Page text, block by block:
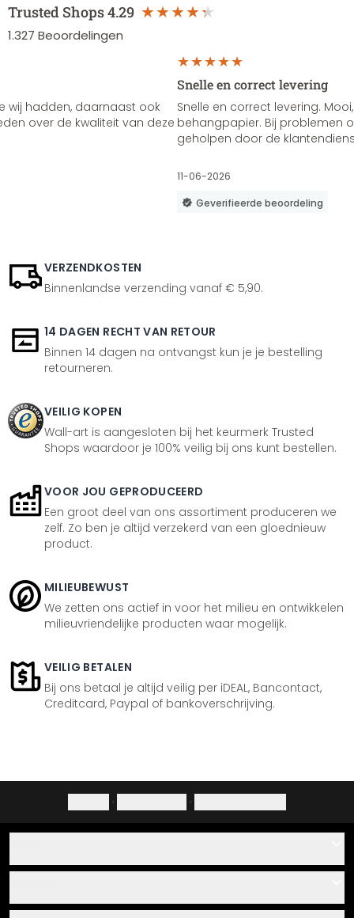
Trusted Shops4.29
1.327 Beoordelingen
wij hadden, daarnaast ook
over de kwaliteit van deze
Snelle en correct levering
Snelle en correct levering.
behangpapier. Bij problemen
geholpen door de
11-06-2026
Geverifieerde beoordeling
VERZENDKOSTEN
Binnenlandse verzending vanaf € 5,90.
14 DAGEN RECHT VAN RETOUR
Binnen 14 dagen na ontvangst kun je je bestelling
retourneren.
VEILIG KOPEN
Wall-art is aangesloten bij het keurmerk Trusted
Shops waardoor je 100% veilig bij ons kunt bestellen.
VOOR JOU GEPRODUCEERD
Een groot deel van ons assortiment produceren we
zelf. Zo ben je altijd verzekerd van een gloednieuw
product.
MILIEUBEWUST
We zetten ons actief in voor het milieu en ontwikkelen
milieuvriendelijke producten waar mogelijk.
VEILIG BETALEN
Bij ons betaal je altijd veilig per iDEAL, Bancontact,
Creditcard, Paypal of bankoverschrijving.
· ·
Over ons